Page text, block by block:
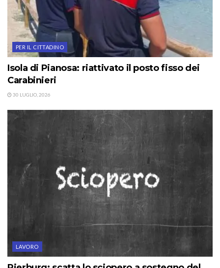
PER IL CITTADINO
Isola di Pianosa: riattivato il posto fisso dei
Carabinieri
30 LUGLIO, 2026
LAVORO